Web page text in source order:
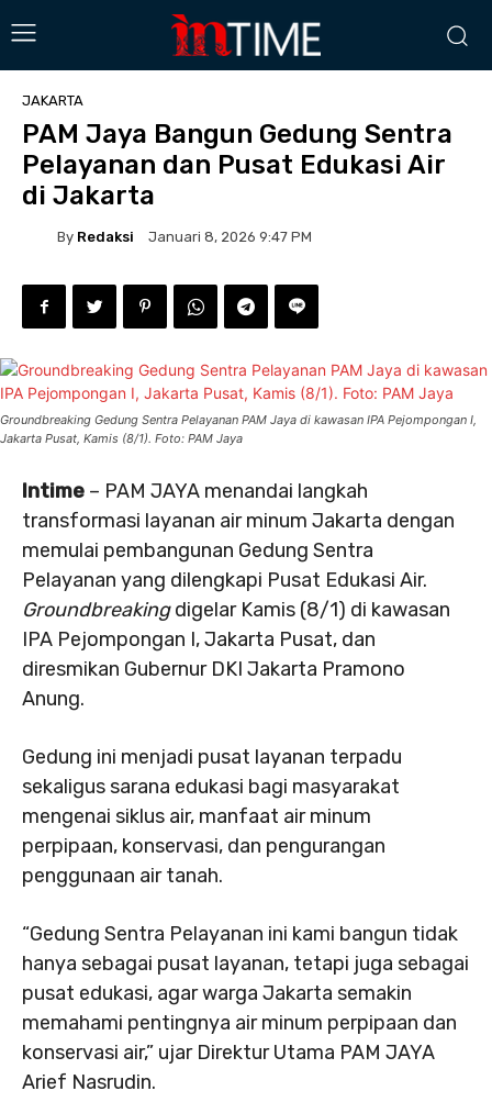
JAKARTA
PAM Jaya Bangun Gedung Sentra
Pelayanan dan Pusat Edukasi Air
di Jakarta
By Redaksi Januari 8, 2026 9:47 PM
Groundbreaking Gedung Sentra Pelayanan PAM Jaya di kawasan IPA Pejompongan I,
Jakarta Pusat, Kamis (8/1). Foto: PAM Jaya
Intime – PAM JAYA menandai langkah
transformasi layanan air minum Jakarta dengan
memulai pembangunan Gedung Sentra
Pelayanan yang dilengkapi Pusat Edukasi Air.
Groundbreakingdigelar Kamis (8/1) di kawasan
IPA Pejompongan I, Jakarta Pusat, dan
diresmikan Gubernur DKI Jakarta Pramono
Anung.
Gedung ini menjadi pusat layanan terpadu
sekaligus sarana edukasi bagi masyarakat
mengenai siklus air, manfaat air minum
perpipaan, konservasi, dan pengurangan
penggunaan air tanah.
“Gedung Sentra Pelayanan ini kami bangun tidak
hanya sebagai pusat layanan, tetapi juga sebagai
pusat edukasi, agar warga Jakarta semakin
memahami pentingnya air minum perpipaan dan
konservasi air,” ujar Direktur Utama PAM JAYA
Arief Nasrudin.